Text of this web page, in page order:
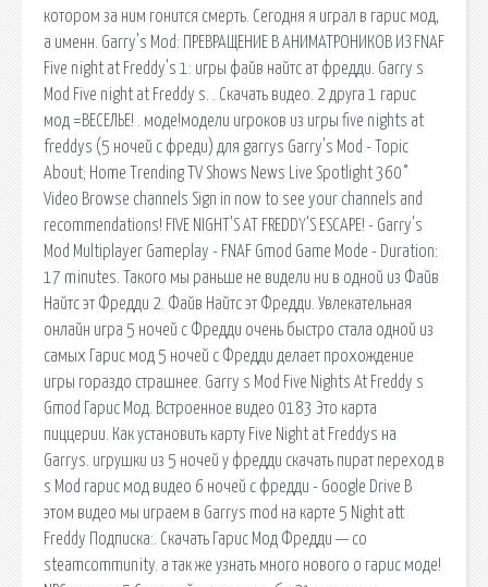
котором за ним гонится смерть. Сегодня я играл в гарис мод,
а именн. Garry's Mod: ПРЕВРАЩЕНИЕ В АНИМАТРОНИКОВ ИЗ FNAF
Five night at Freddy's 1: игры файв найтс ат фредди. Garry s
Mod Five night at Freddy s. . Скачать видео. 2 друга 1 гарис
мод =ВЕСЕЛЬЕ! . моде!модели игроков из игры five nights at
freddys (5 ночей с фреди) для garrys Garry's Mod - Topic
About; Home Trending TV Shows News Live Spotlight 360°
Video Browse channels Sign in now to see your channels and
recommendations! FIVE NIGHT'S AT FREDDY'S ESCAPE! - Garry's
Mod Multiplayer Gameplay - FNAF Gmod Game Mode - Duration:
17 minutes. Такого мы раньше не видели ни в одной из Файв
Найтс эт Фредди 2. Файв Найтс эт Фредди. Увлекательная
онлайн игра 5 ночей с Фредди очень быстро стала одной из
самых Гарис мод 5 ночей с Фредди делает прохождение
игры гораздо страшнее. Garry s Mod Five Nights At Freddy s
Gmod Гарис Мод. Встроенное видео 0183 Это карта
пиццерии. Как установить карту Five Night at Freddys на
Garrys. игрушки из 5 ночей у фредди скачать пират переход в
s Mod гарис мод видео 6 ночей с фредди - Google Drive В
этом видео мы играем в Garrys mod на карте 5 Night att
Freddy Подписка:. Скачать Гарис Мод Фредди — со
steamcommunity. а так же узнать много нового о гарис моде!